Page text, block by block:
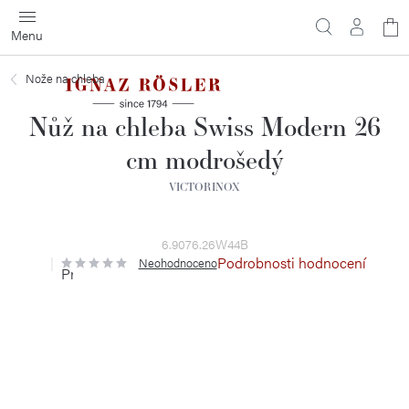
Přejít
na
obsah
Nože na chleba
Nůž na chleba Swiss Modern 26
cm modrošedý
VICTORINOX
6.9076.26W44B
Průměrné
hodnocení
NeohodnocenoPodrobnosti hodnocení